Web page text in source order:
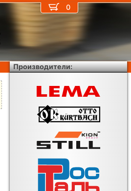
0
Производители: